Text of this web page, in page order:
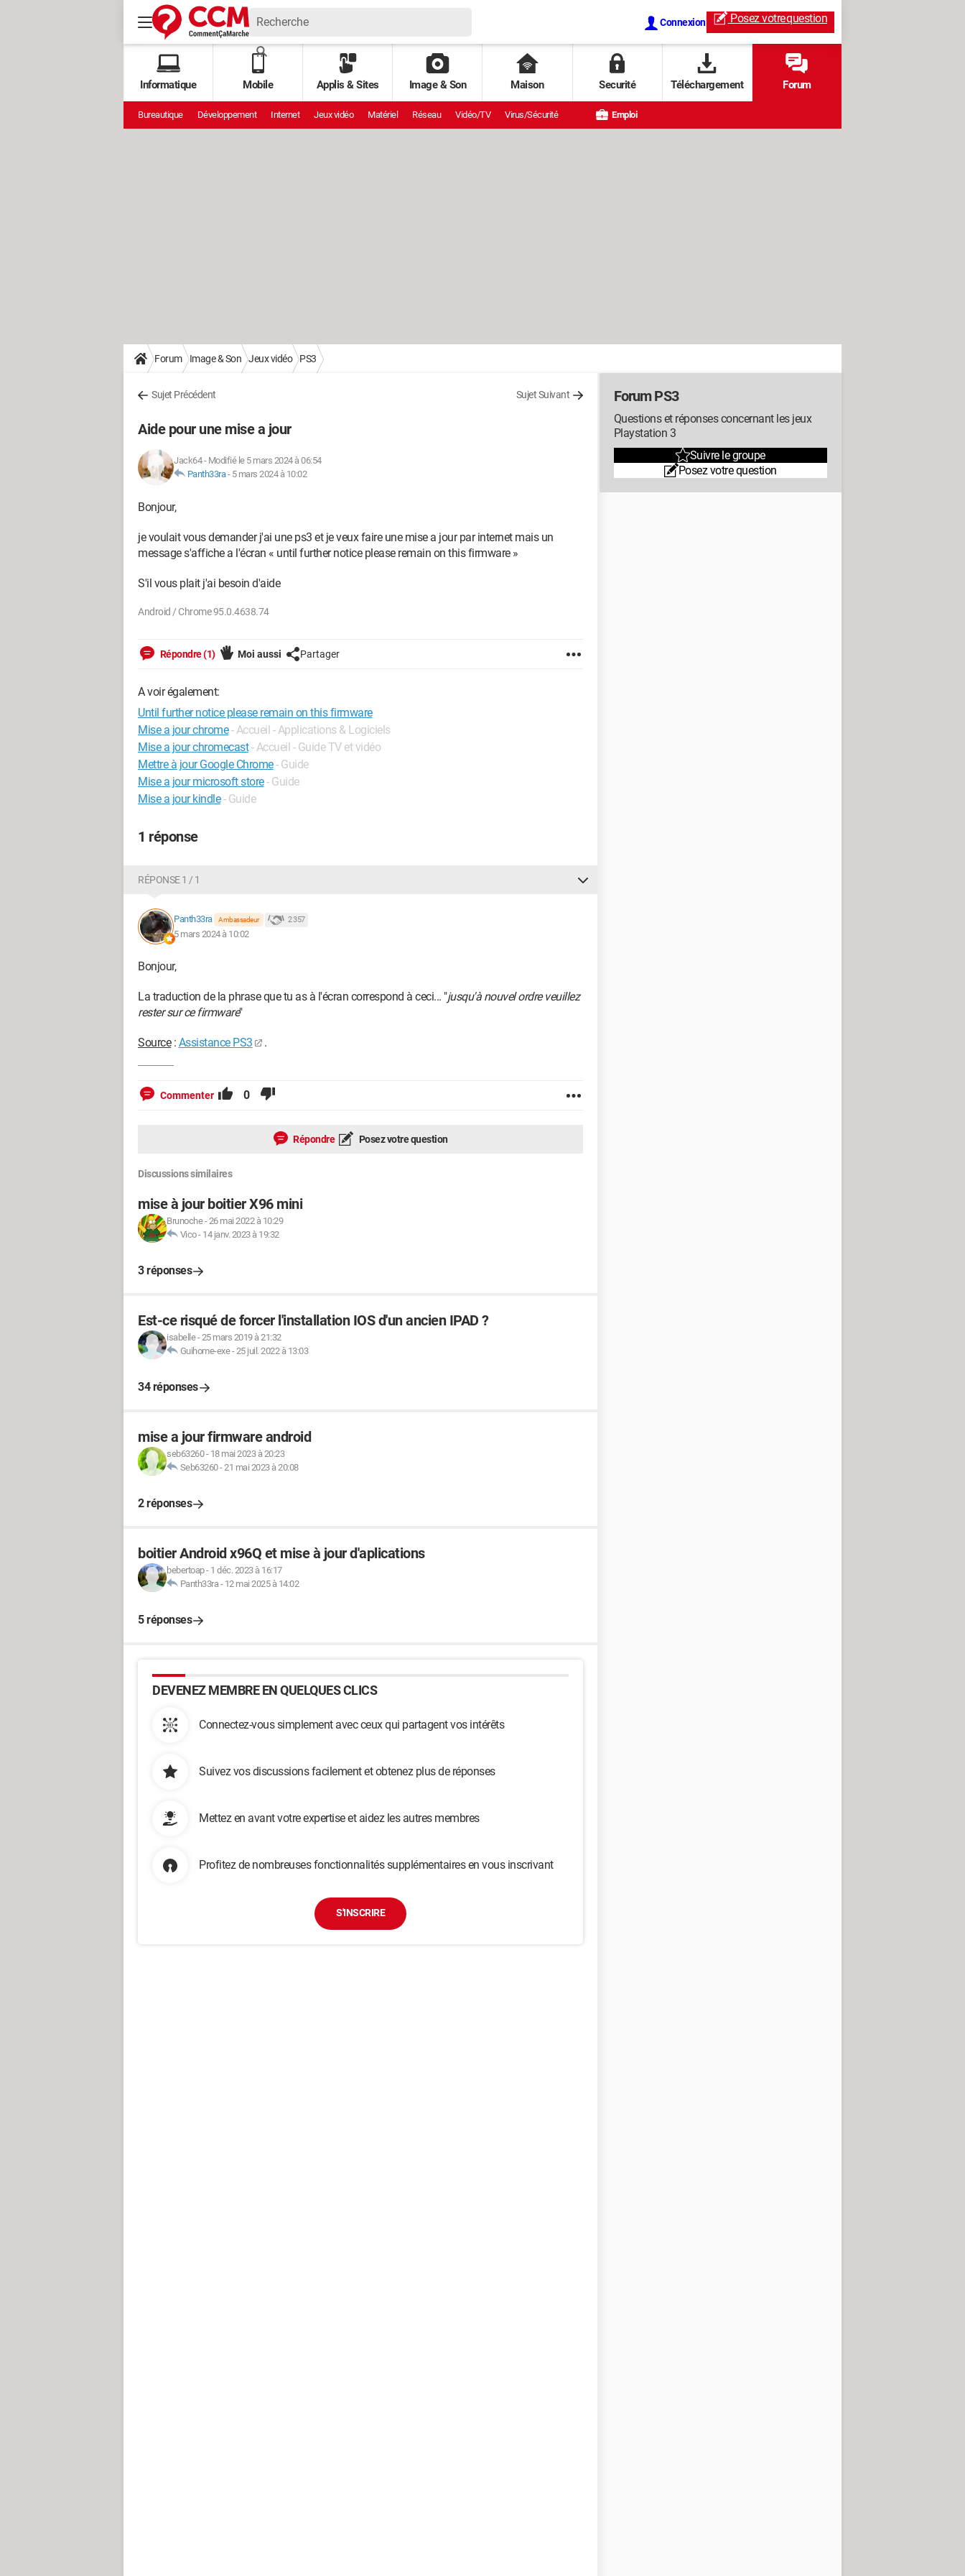
Connexion Posez votrequestion
Informatique Mobile Applis & Sites Image & Son Maison Securité Téléchargement Forum
Bureautique Développement Internet Jeux vidéo Matériel Réseau Vidéo/TV Virus/Sécurité Emploi
Forum Image & Son Jeux vidéo PS3
Sujet Précédent Sujet Suivant
Aide pour une mise a jour
Jack64- Modifié le 5 mars 2024 à 06:54
Panth33ra- 5 mars 2024 à 10:02
Bonjour,
je voulait vous demander j'ai une ps3 et je veux faire une mise a jour par internet mais un
message s'affiche a l'écran « until further notice please remain on this firmware »
S'il vous plait j'ai besoin d'aide
Android / Chrome 95.0.4638.74
Répondre (1) Moi aussi Partager
A voir également:
Until further notice please remain on this firmware
Mise a jour chrome - Accueil - Applications & Logiciels
Mise a jour chromecast - Accueil - Guide TV et vidéo
Mettre à jour Google Chrome- Guide
Mise a jour microsoft store- Guide
Mise a jour kindle - Guide
1 réponse
RÉPONSE 1 / 1
Panth33ra Ambassadeur 2 357
5 mars 2024 à 10:02
Bonjour,
La traduction de la phrase que tu as à l'écran correspond à ceci... "jusqu'à nouvel ordre veuillez
rester sur ce firmware"
Source: Assistance PS3 .
Commenter 0
Répondre Posez votre question
Discussions similaires
mise à jour boitier X96 mini
Brunoche-26 mai 2022 à 10:29
Vico- 14 janv. 2023 à 19:32
3 réponses
Est-ce risqué de forcer l'installation IOS d'un ancien IPAD ?
isabelle-25 mars 2019 à 21:32
Guihome-exe-25 juil. 2022 à 13:03
34 réponses
mise a jour firmware android
seb63260- 18 mai 2023 à 20:23
Seb63260-21 mai 2023 à 20:08
2 réponses
boitier Android x96Q et mise à jour d'aplications
bebertoap- 1 déc. 2023 à 16:17
Panth33ra- 12 mai 2025 à 14:02
5 réponses
DEVENEZ MEMBRE EN QUELQUES CLICS
Connectez-vous simplement avec ceux qui partagent vos intérêts
Suivez vos discussions facilement et obtenez plus de réponses
Mettez en avant votre expertise et aidez les autres membres
Profitez de nombreuses fonctionnalités supplémentaires en vous inscrivant
S'INSCRIRE
Forum PS3
Questions et réponses concernant les jeux
Playstation 3
Suivre le groupe
Posez votre question